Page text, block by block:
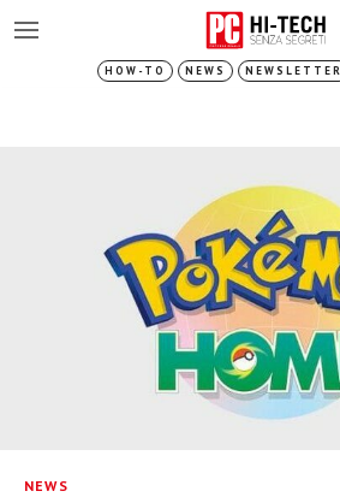
HOW-TO NEWS NEWSLETTER
NEWS